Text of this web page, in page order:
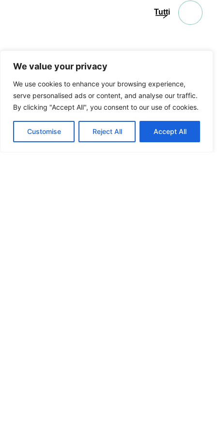
We value your privacy
We use cookies to enhance your browsing experience,
serve personalised ads or content, and analyse our traffic.
By clicking "Accept All", you consent to our use of cookies.
Customise Reject All Accept All
Tutti
CONNETTITI
CON NOI